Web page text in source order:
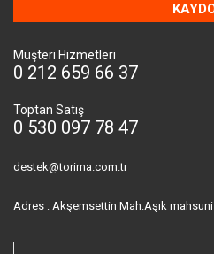
Müşteri Hizmetleri
0 212 659 66 37
Toptan Satış
0 530 097 78 47
destek@torima.com.tr
Adres : Akşemsettin Mah.Aşık